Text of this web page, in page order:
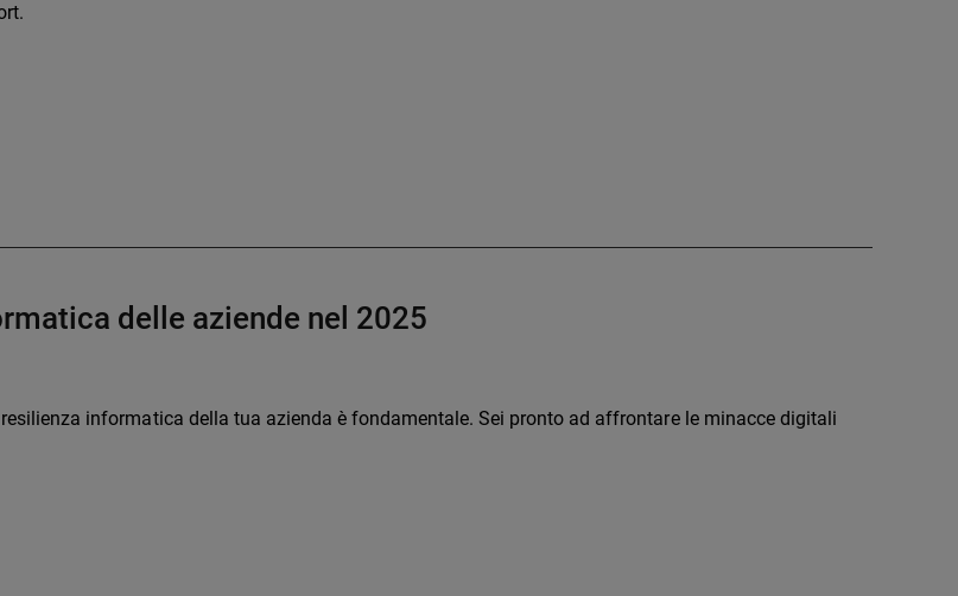
delle aziende nel 2025
informatica della tua azienda è fondamentale. Sei pronto ad affrontare le minacce digitali